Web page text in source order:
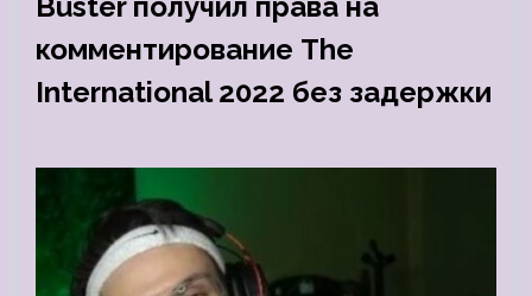
комментирование The
International 2022 без задержки